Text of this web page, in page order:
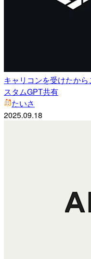
キャリコンを受けたか
スタムGPT共有
たいさ
2025.09.18